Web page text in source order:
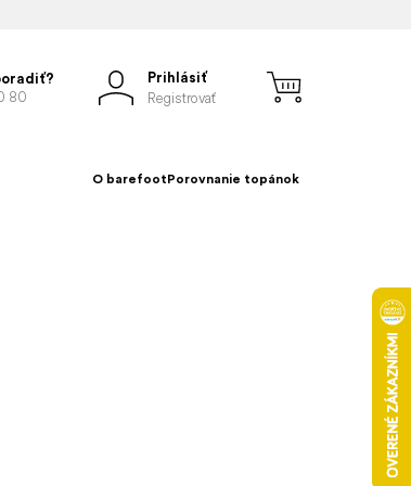
80
Prihlásiť
Registrovať
O barefootPorovnanie topánok